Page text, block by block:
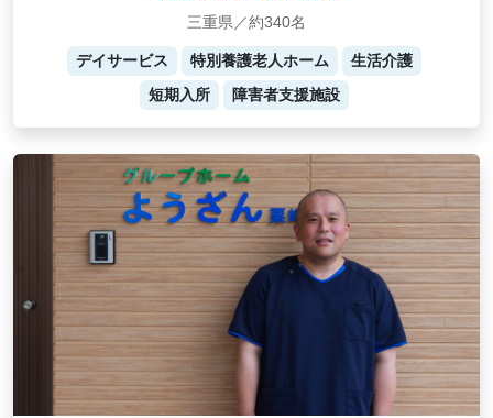
三重県／約340名
デイサービス 特別養護老人ホーム
生活介護
短期入所
障害者支援施設